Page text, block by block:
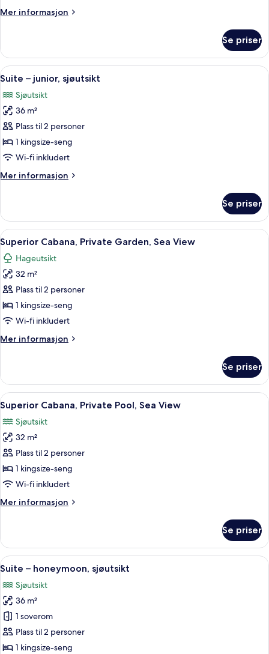
deluxe,
Mer informasjon
Mer
eller
tomannsrom
–
sjøutsikt
Se priser
Åpne
alle
bildene
av
Suite
–
junior,
Suite – junior, sjøutsikt | Sengetøy i
6
Suite – junior, sjøutsikt
Sjøutsikt
36 m²
Plass til 2 personer
1 kingsize-seng
Wi-fi inkludert
Mer informasjon
Mer
–
junior,
sjøutsikt
Se priser
Åpne
alle
bildene
av
Superior
Cabana,
Private
Sea
Sengetøy i egyptisk bomull,
4
Superior Cabana, Private Garden, Sea View
Hageutsikt
32 m²
Plass til 2 personer
1 kingsize-seng
Wi-fi inkludert
Mer informasjon
Mer
Cabana,
Private
Garden,
Sea
View
Se priser
Åpne
alle
bildene
av
Superior
Cabana,
Private
Sea
Superior Cabana, Private Pool, Sea
5
Superior Cabana, Private Pool, Sea View
Sjøutsikt
32 m²
Plass til 2 personer
1 kingsize-seng
Wi-fi inkludert
Mer informasjon
Mer
Cabana,
Private
Pool,
View
Se priser
Åpne
alle
bildene
av
Suite
–
honeymoon,
Suite – honeymoon, sjøutsikt |
6
Suite – honeymoon, sjøutsikt
Sjøutsikt
36 m²
1 soverom
Plass til 2 personer
1 kingsize-seng